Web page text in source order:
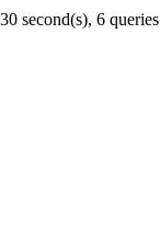
second(s), 6 queries